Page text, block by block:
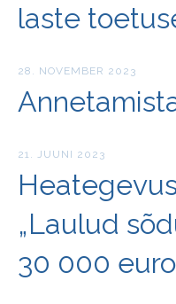
laste
28. NOVEMBER 2023
21. JUUNI 2023
„Laulud
30 000